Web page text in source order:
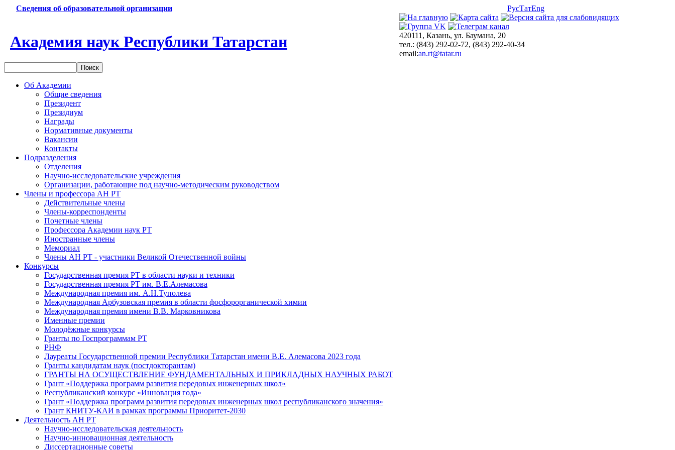
Сведения об образовательной организации РусТатEng
Академия наук Республики Татарстан
420111, Казань, ул. Баумана, 20
тел.: (843) 292-02-72, (843) 292-40-34
email:an.rt@tatar.ru
Об Академии
Общие сведения
Президент
Президиум
Награды
Нормативные документы
Вакансии
Контакты
Подразделения
Отделения
Научно-исследовательские учреждения
Организации, работающие под научно-методическим руководством
Члены и профессора АН РТ
Действительные члены
Члены-корреспонденты
Почетные члены
Профессора Академии наук РТ
Иностранные члены
Мемориал
Члены АН РТ - участники Великой Отечественной войны
Конкурсы
Государственная премия РТ в области науки и техники
Государственная премия РТ им. В.Е.Алемасова
Международная премия им. А.Н.Туполева
Международная Арбузовская премия в области фосфорорганической химии
Международная премия имени В.В. Марковникова
Именные премии
Молодёжные конкурсы
Гранты по Госпрограммам РТ
РНФ
Лауреаты Государственной премии Республики Татарстан имени В.Е. Алемасова 2023 года
Гранты кандидатам наук (постдокторантам)
ГРАНТЫ НА ОСУЩЕСТВЛЕНИЕ ФУНДАМЕНТАЛЬНЫХ И ПРИКЛАДНЫХ НАУЧНЫХ РАБОТ
Грант «Поддержка программ развития передовых инженерных школ»
Республиканский конкурс «Инновация года»
Грант «Поддержка программ развития передовых инженерных школ республиканского значения»
Грант КНИТУ-КАИ в рамках программы Приоритет-2030
Деятельность АН РТ
Научно-исследовательская деятельность
Научно-инновационная деятельность
Диссертационные советы